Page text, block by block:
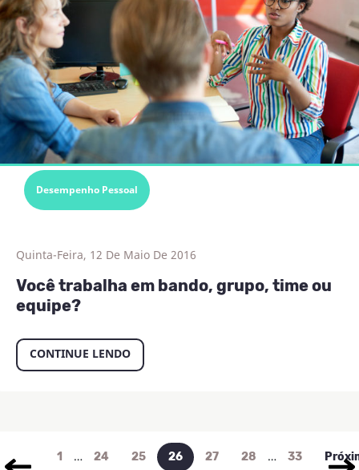
Desempenho Pessoal
Quinta-Feira, 12 De Maio De 2016
Você trabalha em bando, grupo, time ou
equipe?
CONTINUE LENDO
1 … 24 25 26 27 28 … 33